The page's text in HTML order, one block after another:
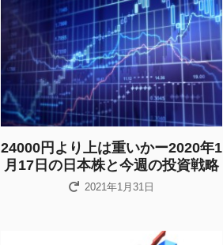
24000円より上は重いかー2020年1
月17日の日本株と今週の投資戦略
2021年1月31日